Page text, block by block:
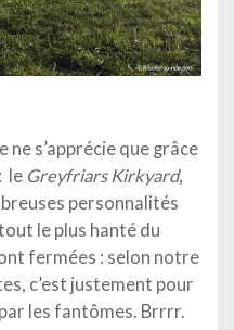
ne s’apprécie que grâce
le Greyfriars Kirkyard,
personnalités
le plus hanté du
fermées : selon notre
c’est justement pour
les fantômes. Brrrr.